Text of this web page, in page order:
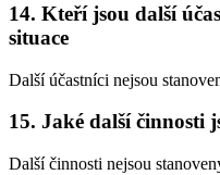
14. Kteří jsou další
situace
Další účastníci nejsou
15. Jaké další činnosti
Další činnosti nejsou